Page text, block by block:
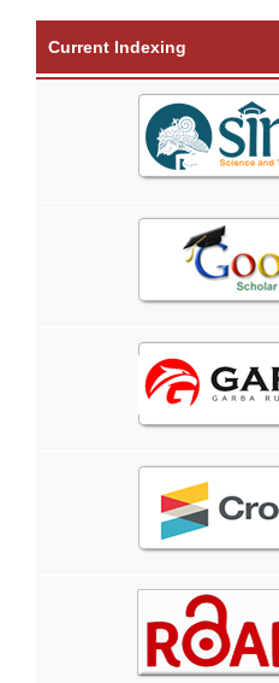
Current Indexing